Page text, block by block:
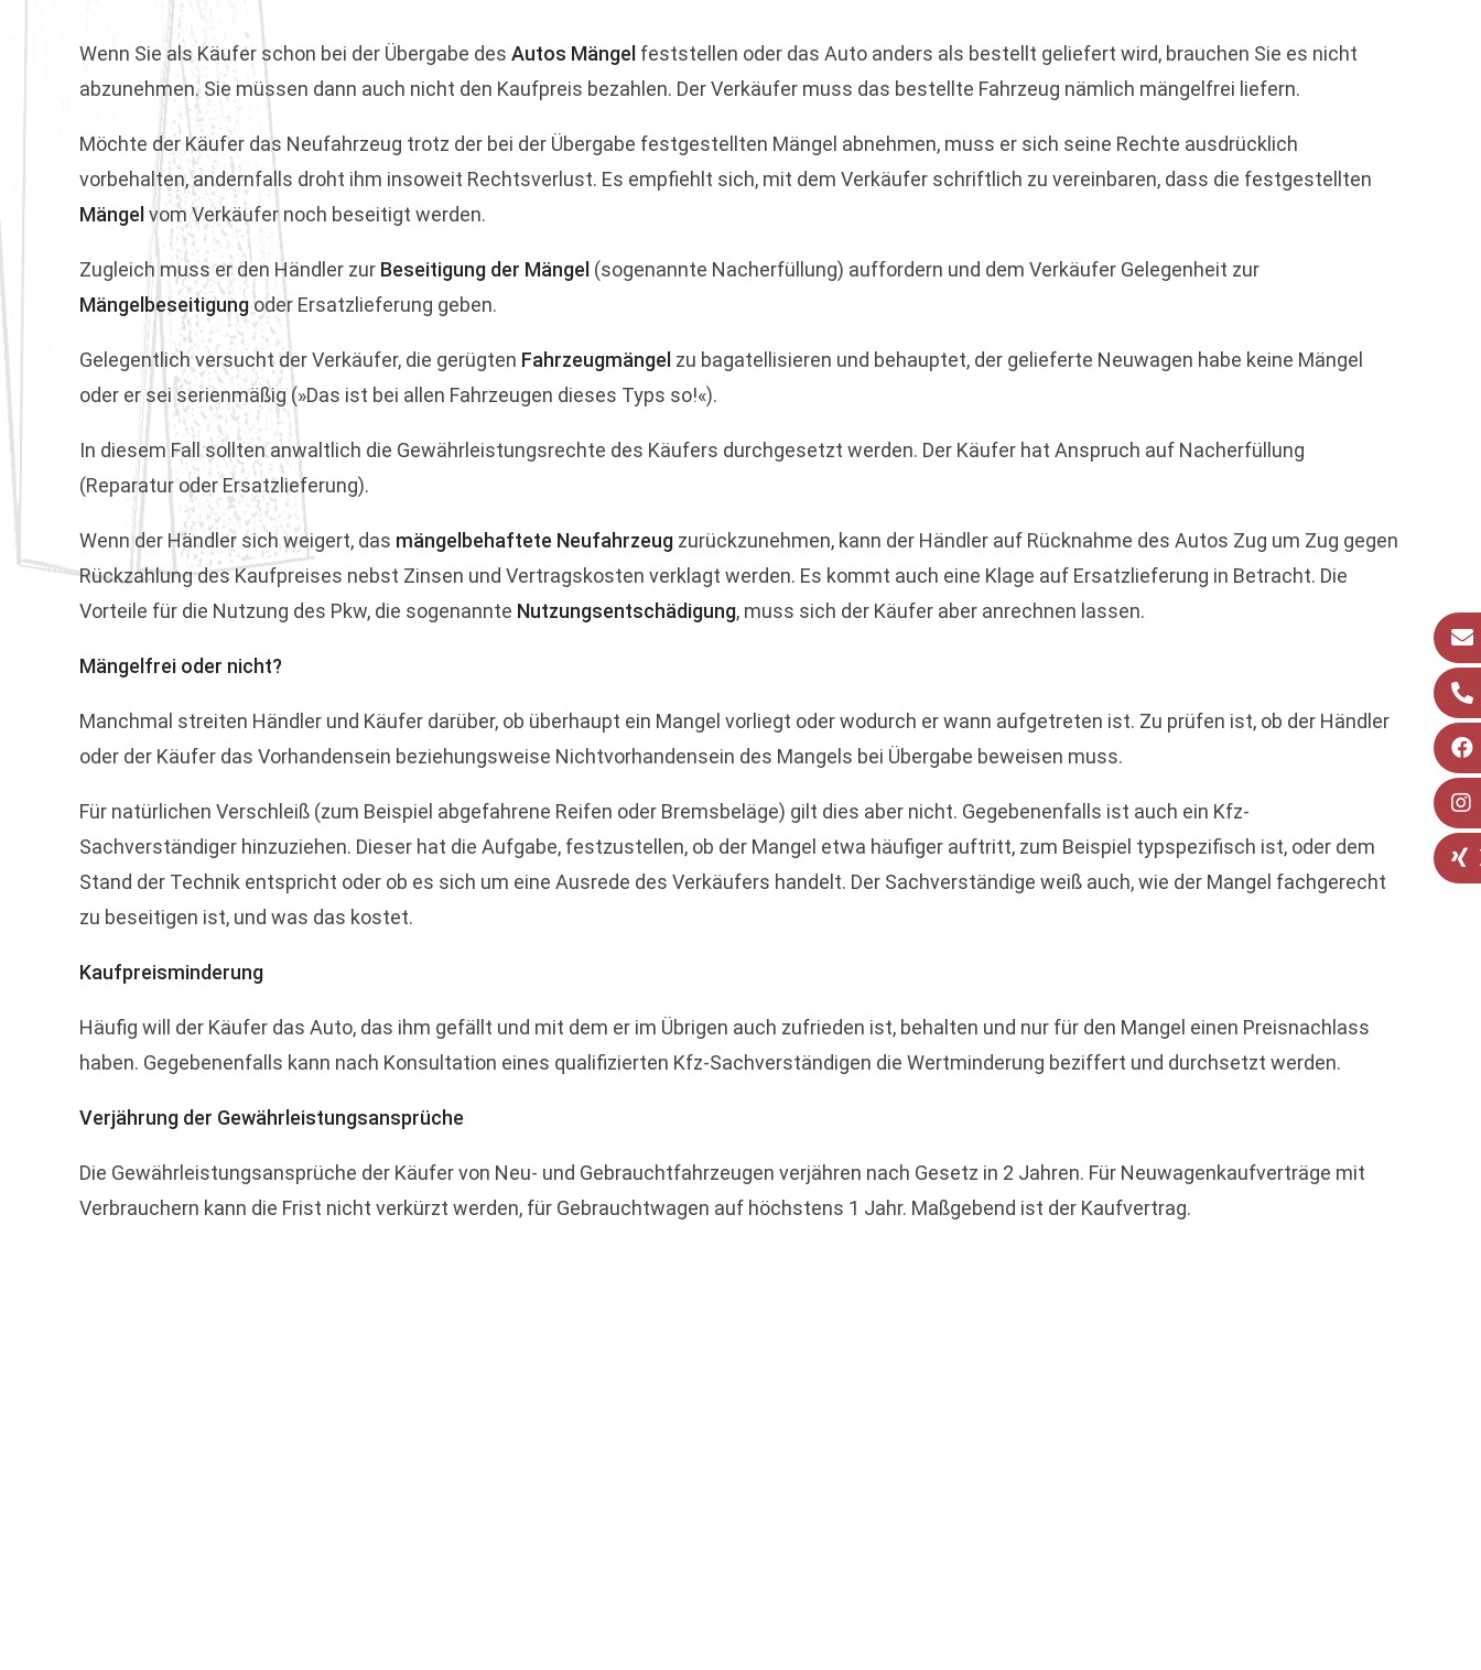
Wenn Sie als Käufer schon bei der Übergabe des Autos Mängel feststellen oder das Auto anders als bestellt geliefert wird, brauchen Sie es nicht
abzunehmen. Sie müssen dann auch nicht den Kaufpreis bezahlen. Der Verkäufer muss das bestellte Fahrzeug nämlich mängelfrei liefern.
Möchte der Käufer das Neufahrzeug trotz der bei der Übergabe festgestellten Mängel abnehmen, muss er sich seine Rechte ausdrücklich
vorbehalten, andernfalls droht ihm insoweit Rechtsverlust. Es empfiehlt sich, mit dem Verkäufer schriftlich zu vereinbaren, dass die festgestellten
Mängel vom Verkäufer noch beseitigt werden.
Zugleich muss er den Händler zur Beseitigung der Mängel (sogenannte Nacherfüllung) auffordern und dem Verkäufer Gelegenheit zur
Mängelbeseitigungoder Ersatzlieferung geben.
Gelegentlich versucht der Verkäufer, die gerügten Fahrzeugmängel zu bagatellisieren und behauptet, der gelieferte Neuwagen habe keine Mängel
oder er sei serienmäßig (»Das ist bei allen Fahrzeugen dieses Typs so!«).
In diesem Fall sollten anwaltlich die Gewährleistungsrechte des Käufers durchgesetzt werden. Der Käufer hat Anspruch auf Nacherfüllung
(Reparatur oder Ersatzlieferung).
Wenn der Händler sich weigert, das mängelbehaftete Neufahrzeug zurückzunehmen, kann der Händler auf Rücknahme des Autos Zug um Zug gegen
Rückzahlung des Kaufpreises nebst Zinsen und Vertragskosten verklagt werden. Es kommt auch eine Klage auf Ersatzlieferung in Betracht. Die
Vorteile für die Nutzung des Pkw, die sogenannte Nutzungsentschädigung, muss sich der Käufer aber anrechnen lassen.
Mängelfrei oder nicht?
Manchmal streiten Händler und Käufer darüber, ob überhaupt ein Mangel vorliegt oder wodurch er wann aufgetreten ist. Zu prüfen ist, ob der Händler
oder der Käufer das Vorhandensein beziehungsweise Nichtvorhandensein des Mangels bei Übergabe beweisen muss.
Für natürlichen Verschleiß (zum Beispiel abgefahrene Reifen oder Bremsbeläge) gilt dies aber nicht. Gegebenenfalls ist auch ein Kfz-
Sachverständiger hinzuziehen. Dieser hat die Aufgabe, festzustellen, ob der Mangel etwa häufiger auftritt, zum Beispiel typspezifisch ist, oder dem
Stand der Technik entspricht oder ob es sich um eine Ausrede des Verkäufers handelt. Der Sachverständige weiß auch, wie der Mangel fachgerecht
zu beseitigen ist, und was das kostet.
Kaufpreisminderung
Häufig will der Käufer das Auto, das ihm gefällt und mit dem er im Übrigen auch zufrieden ist, behalten und nur für den Mangel einen Preisnachlass
haben. Gegebenenfalls kann nach Konsultation eines qualifizierten Kfz-Sachverständigen die Wertminderung beziffert und durchsetzt werden.
Verjährung der Gewährleistungsansprüche
Die Gewährleistungsansprüche der Käufer von Neu- und Gebrauchtfahrzeugen verjähren nach Gesetz in 2 Jahren. Für Neuwagenkaufverträge mit
Verbrauchern kann die Frist nicht verkürzt werden, für Gebrauchtwagen auf höchstens 1 Jahr. Maßgebend ist der Kaufvertrag.